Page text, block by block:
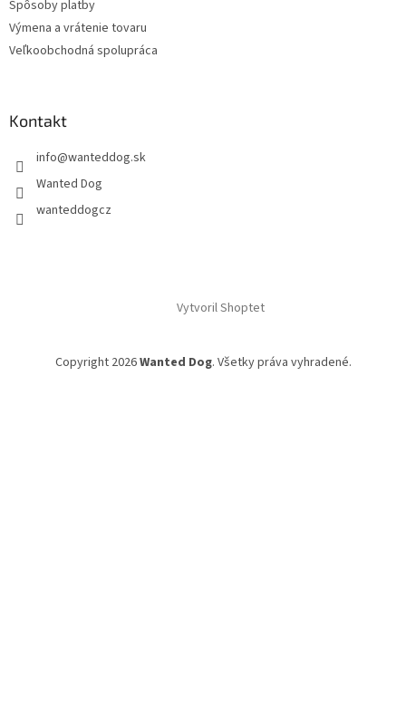
Spôsoby platby
Výmena a vrátenie tovaru
Veľkoobchodná spolupráca
Kontakt
info@wanteddog.sk
Wanted Dog
wanteddogcz
Vytvoril Shoptet
Copyright 2026Wanted Dog. Všetky práva vyhradené.